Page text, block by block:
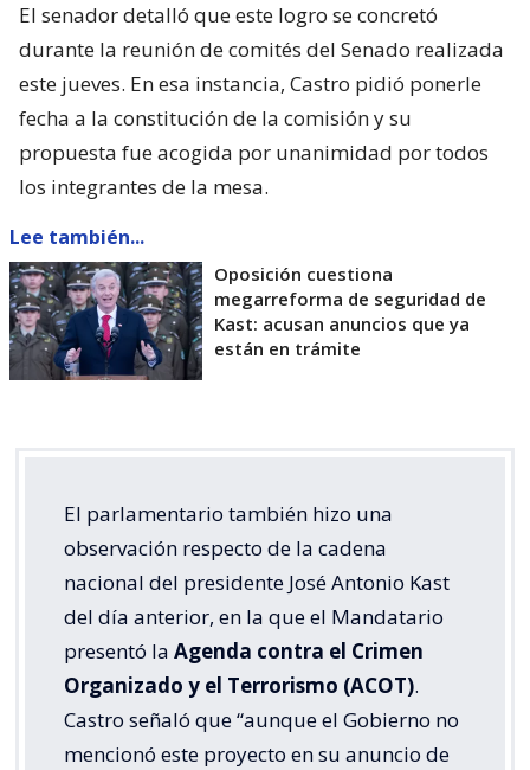
El senador detalló que este logro se concretó
durante la reunión de comités del Senado realizada
este jueves. En esa instancia, Castro pidió ponerle
fecha a la constitución de la comisión y su
propuesta fue acogida por unanimidad por todos
los integrantes de la mesa.
Lee también...
Oposición cuestiona
megarreforma de seguridad de
Kast: acusan anuncios que ya
están en trámite
El parlamentario también hizo una
observación respecto de la cadena
nacional del presidente José Antonio Kast
del día anterior, en la que el Mandatario
presentó la Agenda contra el Crimen
Organizado y el Terrorismo (ACOT).
Castro señaló que “aunque el Gobierno no
mencionó este proyecto en su anuncio de